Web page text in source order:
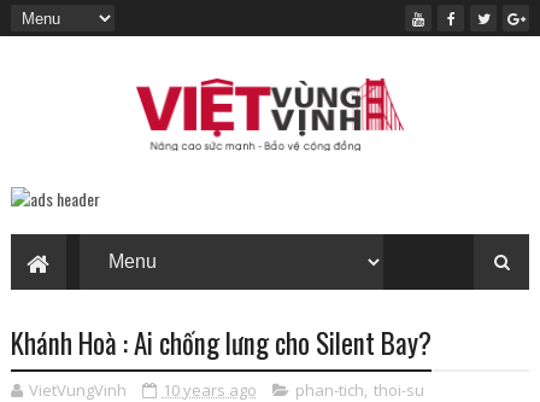
Khánh Hoà : Ai chống lưng cho Silent Bay?
VietVungVinh 10 years ago phan-tich, thoi-su